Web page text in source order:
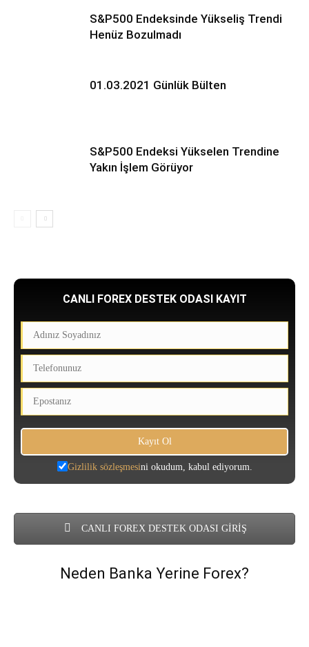
S&P500 Endeksinde Yükseliş Trendi
Henüz Bozulmadı
01.03.2021 Günlük Bülten
S&P500 Endeksi Yükselen Trendine
Yakın İşlem Görüyor
CANLI FOREX DESTEK ODASI KAYIT
Gizlilik sözleşmesini okudum, kabul ediyorum.
CANLI FOREX DESTEK ODASI GİRİŞ
Neden Banka Yerine Forex?